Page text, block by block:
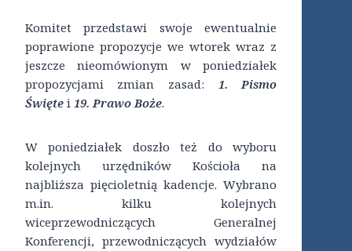
Komitet przedstawi swoje ewentualnie
poprawione propozycje we wtorek wraz z
jeszcze nieomówionym w poniedziałek
propozycjami zmian zasad: 1. Pismo
Święte i 19. Prawo Boże.
W poniedziałek doszło też do wyboru
kolejnych urzędników Kościoła na
najbliższa pięcioletnią kadencje. Wybrano
m.in. kilku kolejnych
wiceprzewodniczących Generalnej
Konferencji, przewodniczących wydziałów